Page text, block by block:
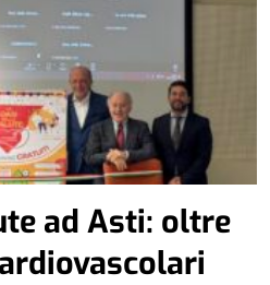
ad Asti: oltre